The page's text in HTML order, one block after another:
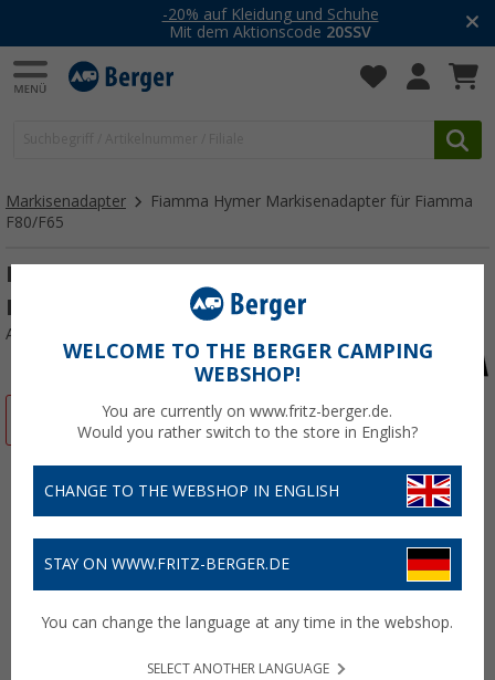
-20% auf Kleidung und Schuhe
Mit dem Aktionscode20SSV
Markisenadapter
Fiamma Hymer Markisenadapter für Fiamma
F80/F65
Fiamma Hymer Markisenadapter für
Fiamma F80/F65 290 cm
Art.-Nr.: 467953
WELCOME TO THE BERGER CAMPING
WEBSHOP!
You are currently on www.fritz-berger.de.
Would you rather switch to the store in English?
CHANGE TO THE WEBSHOP IN ENGLISH
STAY ON WWW.FRITZ-BERGER.DE
You can change the language at any time in the webshop.
SELECT ANOTHER LANGUAGE